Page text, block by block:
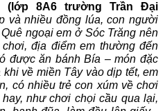
(lớp 8A6 trường Trần Đại
và nhiều đồng lúa, con người
ngoại em ở Sóc Trăng nên
địa điểm em thường đến
được ăn bánh Bía – món đặc
về miền Tây vào dịp tết, em
có nhiều trẻ con xúm về chơi
như chơi chọi cầu qua lại,